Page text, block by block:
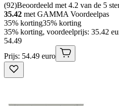
(92)Beoordeeld met 4.2 van de 5
35.42 met GAMMA Voordeelpas
35% korting35% korting
35% korting, voordeelprijs: 35.42
54.49
Prijs: 54.49 euro